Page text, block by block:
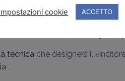
votare dai tuoi amici : le 50
tecnica che designerà il
.
cookie ACCETTO